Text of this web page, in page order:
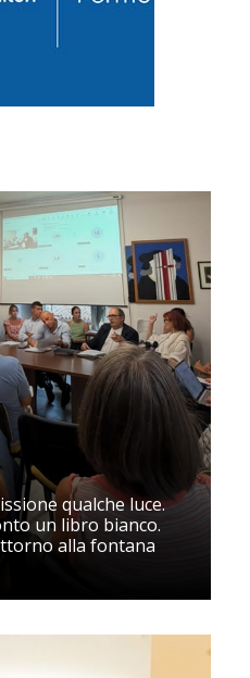
qualche luce.
un libro bianco.
alla fontana